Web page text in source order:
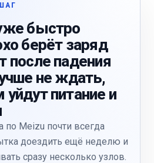
быстро
берёт заряд
после падения
не ждать,
питание и
по Meizu почти всегда
доездить ещё неделю и
сразу несколько узлов.